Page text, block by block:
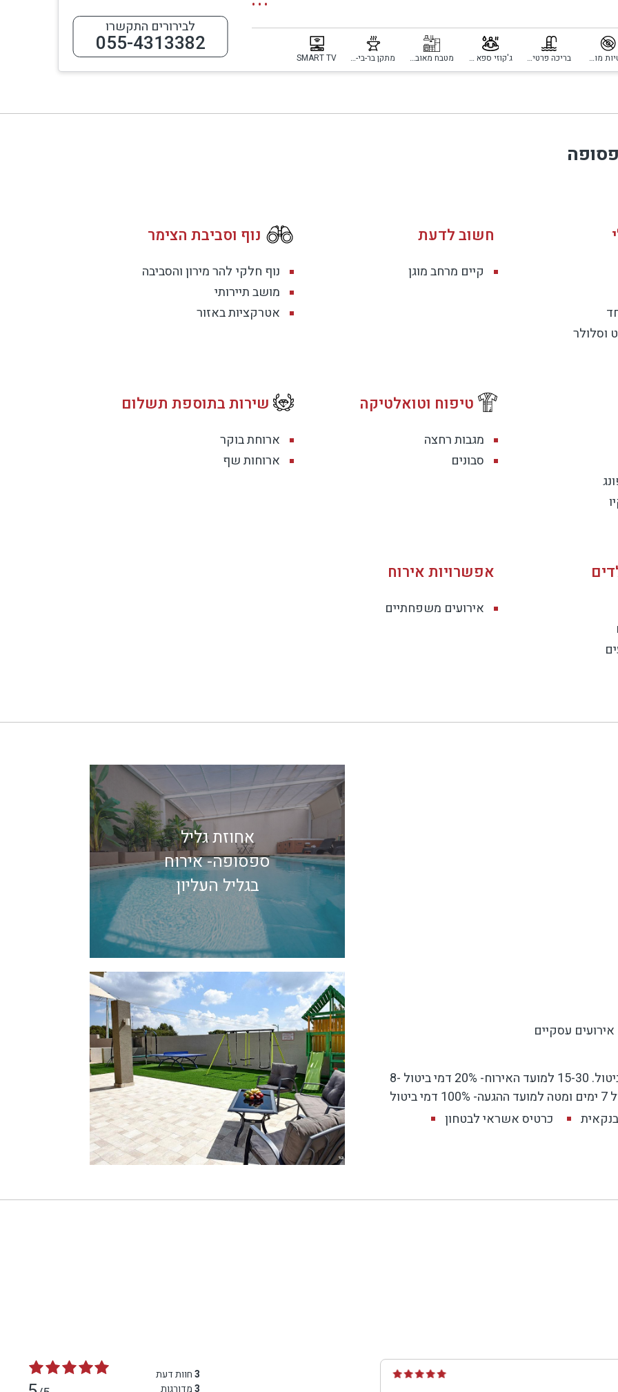
ומקורה
רגועה בצפון עם בריכה מחוממת ומקורה וג'קוזי ספא.
למסיבות רועשות או מוזיקה חזקה.
לאורך החופשה.
לבירורים התקשרו
055-4313382
פרטיות מוחלטת בריכה פרטית מחוממת ומקורה ג'קוזי ספא פרטי מטבח מאובזר מתקן בר-בי-קיו SMART TV
וסלולר
חשוב לדעת
קיים מרחב מוגן
נוף וסביבת הצימר
נוף חלקי להר מירון והסביבה
מושב תיירותי
אטרקציות באזור
טיפוח וטואלטיקה
מגבות רחצה
סבונים
שירות בתוספת תשלום
ארוחת בוקר
ארוחות שף
אפשרויות אירוח
אירועים משפחתיים
אירועים עסקיים
עד 30 ימים למועד האירוח- ללא דמי ביטול. 15-30 למועד האירוח- 20% דמי ביטול 8-
כרטיס אשראי לבטחון
אחוזת גליל
ספסופה- אירוח
בגליל העליון
3חוות דעת
3מדורגות